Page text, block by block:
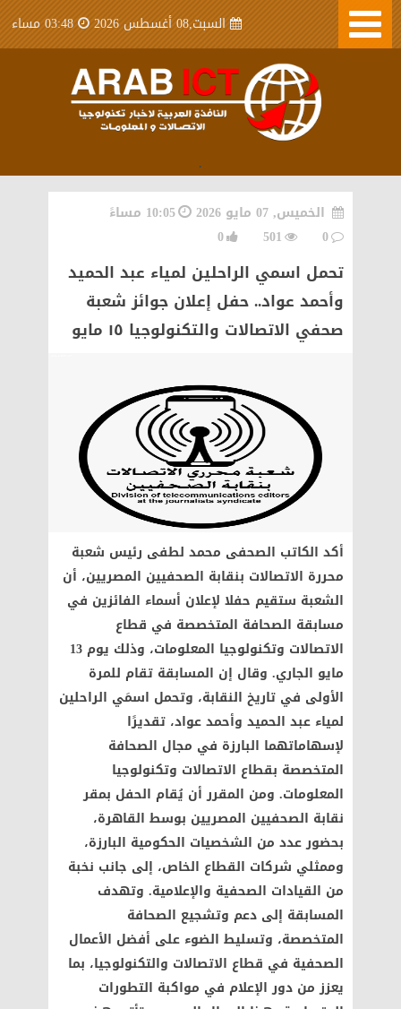
السبت,08 أغسطس 2026 03:48 مساء
.
الخميس, 07 مايو 2026
10:05 مساءً
0
501
0
تحمل اسمي الراحلين لمياء عبد الحميد
وأحمد عواد.. حفل إعلان جوائز شعبة
صحفي الاتصالات والتكنولوجيا ١٥ مايو
أكد الكاتب الصحفى محمد لطفى رئيس شعبة
محررة الاتصالات بنقابة الصحفيين المصريين، أن
الشعبة ستقيم حفلا لإعلان أسماء الفائزين في
مسابقة الصحافة المتخصصة في قطاع
الاتصالات وتكنولوجيا المعلومات، وذلك يوم 13
مايو الجاري. وقال إن المسابقة تقام للمرة
الأولى في تاريخ النقابة، وتحمل اسمَي الراحلين
لمياء عبد الحميد وأحمد عواد، تقديرًا
لإسهاماتهما البارزة في مجال الصحافة
المتخصصة بقطاع الاتصالات وتكنولوجيا
المعلومات. ومن المقرر أن يُقام الحفل بمقر
نقابة الصحفيين المصريين بوسط القاهرة،
بحضور عدد من الشخصيات الحكومية البارزة،
وممثلي شركات القطاع الخاص، إلى جانب نخبة
من القيادات الصحفية والإعلامية. وتهدف
المسابقة إلى دعم وتشجيع الصحافة
المتخصصة، وتسليط الضوء على أفضل الأعمال
الصحفية في قطاع الاتصالات والتكنولوجيا، بما
يعزز من دور الإعلام في مواكبة التطورات